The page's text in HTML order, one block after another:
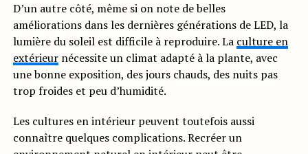
D’un autre côté, même si on note de belles
améliorations dans les dernières générations de LED, la
lumière du soleil est difficile à reproduire. La culture en
extérieurnécessite un climat adapté à la plante, avec
une bonne exposition, des jours chauds, des nuits pas
trop froides et peu d’humidité.
Les cultures en intérieur peuvent toutefois aussi
connaître quelques complications. Recréer un